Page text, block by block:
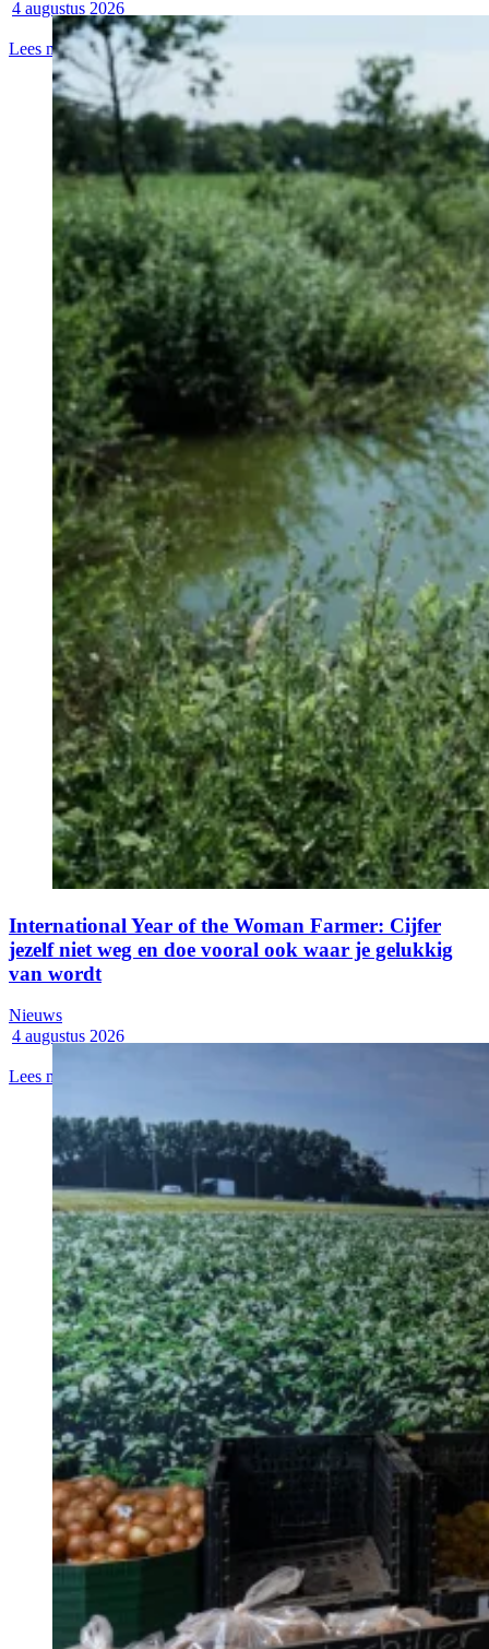
4 augustus 2026
Lees meer
International Year of the Woman Farmer: Cijfer
jezelf niet weg en doe vooral ook waar je gelukkig
van wordt
4 augustus 2026
Lees meer
Nieuws